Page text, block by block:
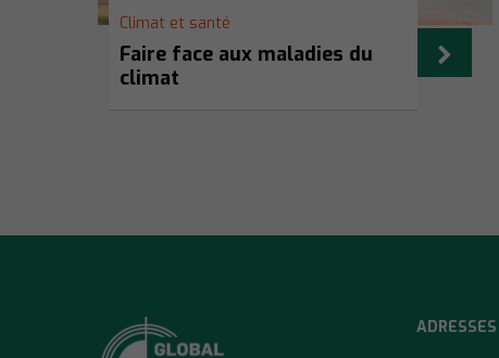
Climat et santé
Faire face aux maladies du
climat
ADRESSES